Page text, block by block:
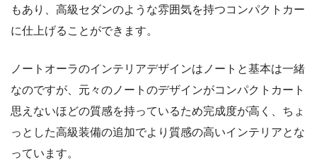
もあり、高級セダンのような雰囲気を持つコンパクトカー
に仕上げることができます。
ノートオーラのインテリアデザインはノートと基本は一緒
なのですが、元々のノートのデザインがコンパクトカート
思えないほどの質感を持っているため完成度が高く、ちょ
っとした高級装備の追加でより質感の高いインテリアとな
っています。